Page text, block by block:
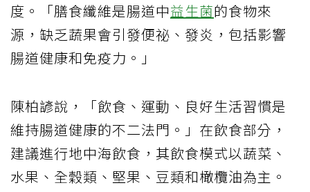
度。「膳食纖維是腸道中益生菌的食物來
源，缺乏蔬果會引發便祕、發炎，包括影響
腸道健康和免疫力。」
陳柏諺說，「飲食、運動、良好生活習慣是
維持腸道健康的不二法門。」在飲食部分，
建議進行地中海飲食，其飲食模式以蔬菜、
水果、全穀類、堅果、豆類和橄欖油為主。